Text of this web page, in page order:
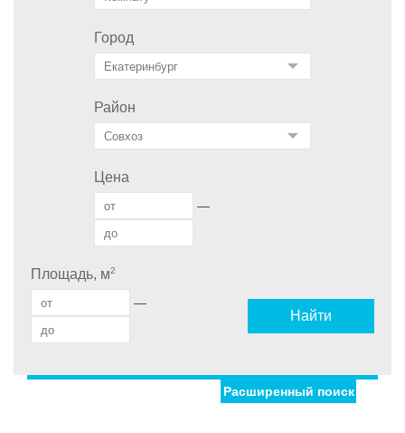
Город
Район
Цена
—
Площадь, м2
—
Найти
Дом
Расширенный поиск